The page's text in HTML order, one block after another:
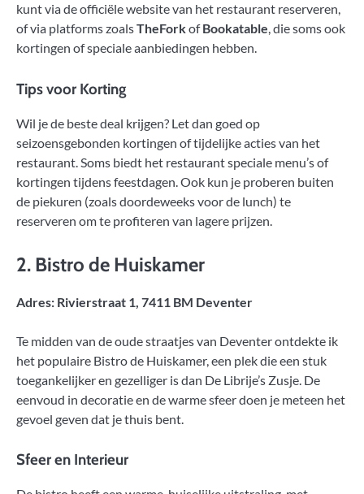
kunt via de officiële website van het restaurant reserveren,
of via platforms zoalsTheForkofBookatable, die soms ook
kortingen of speciale aanbiedingen hebben.
Tips voor Korting
Wil je de beste deal krijgen? Let dan goed op
seizoensgebonden kortingen of tijdelijke acties van het
restaurant. Soms biedt het restaurant speciale menu’s of
kortingen tijdens feestdagen. Ook kun je proberen buiten
de piekuren (zoals doordeweeks voor de lunch) te
reserveren om te profiteren van lagere prijzen.
2. Bistro de Huiskamer
Adres: Rivierstraat 1, 7411 BM Deventer
Te midden van de oude straatjes van Deventer ontdekte ik
het populaire Bistro de Huiskamer, een plek die een stuk
toegankelijker en gezelliger is dan De Librije’s Zusje. De
eenvoud in decoratie en de warme sfeer doen je meteen het
gevoel geven dat je thuis bent.
Sfeer en Interieur